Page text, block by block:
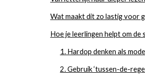
Wat maakt dit zo lastig voor
Hoe je leerlingen helpt om de
1. Hardop denken als
2. Gebruik ‘tussen-de-